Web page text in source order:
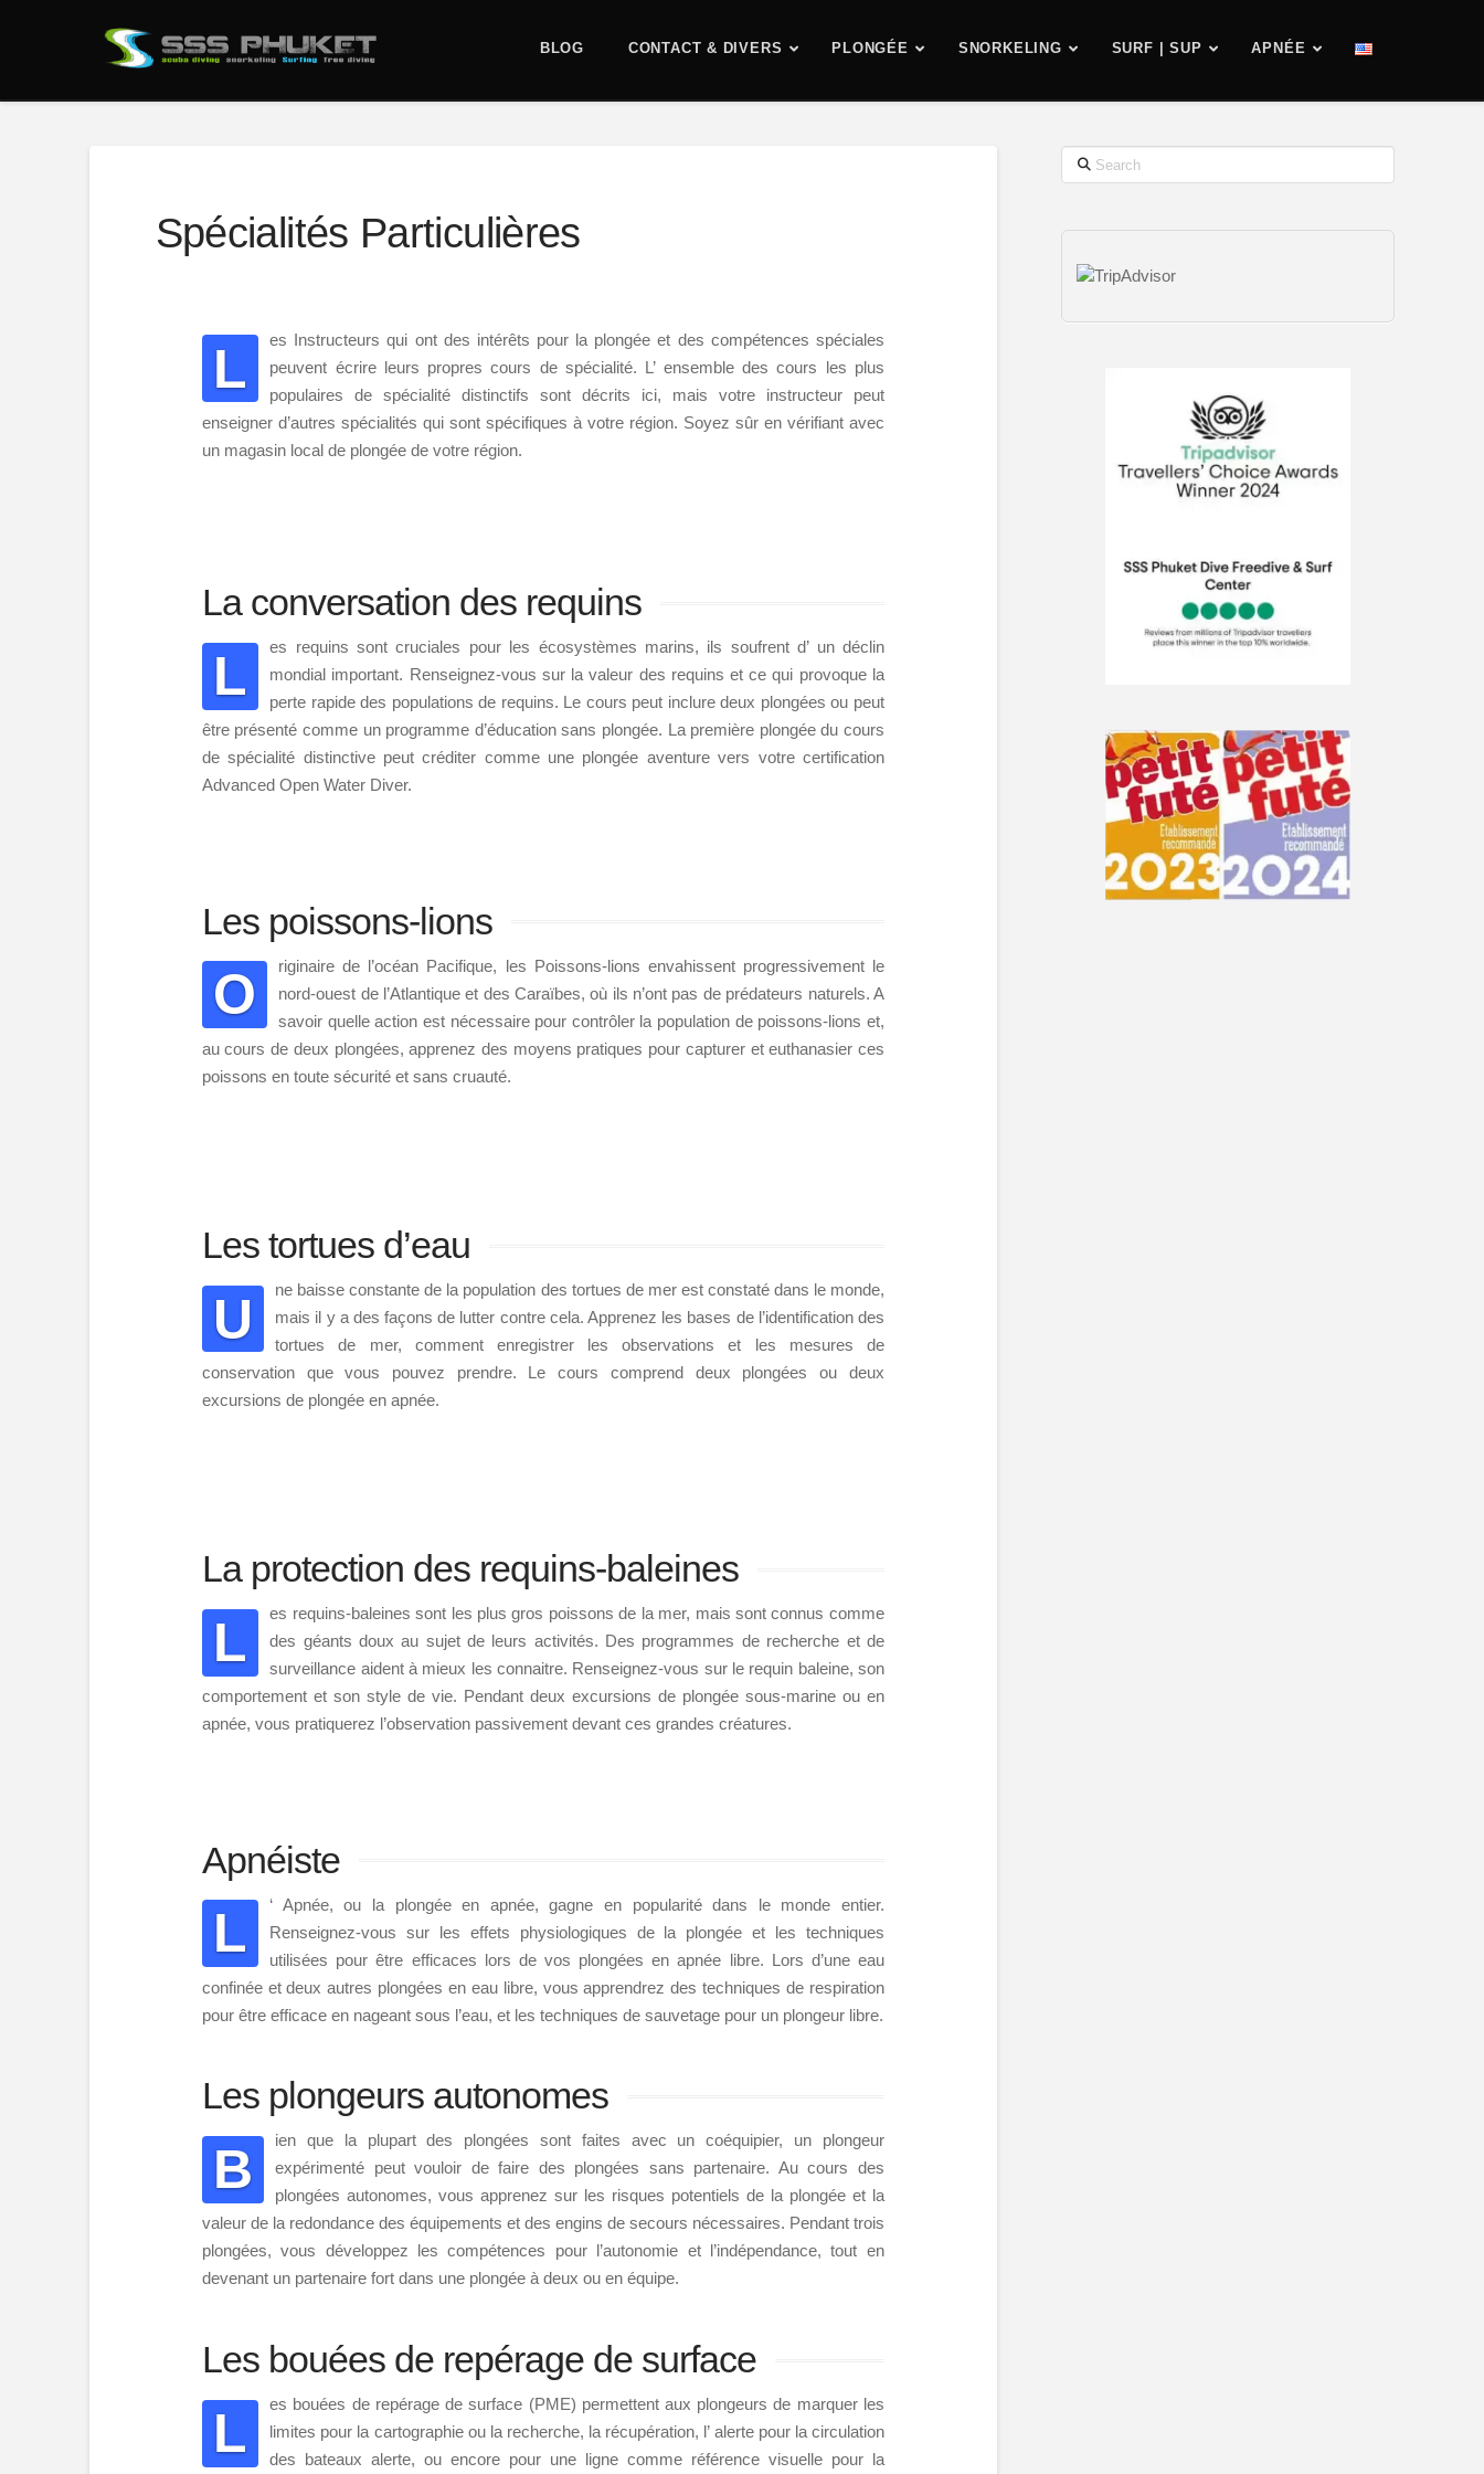
BLOG CONTACT & DIVERS PLONGÉE SNORKELING SURF | SUP APNÉE
Spécialités Particulières
L
es Instructeurs qui ont des intérêts pour la plongée et des compétences spéciales
peuvent écrire leurs propres cours de spécialité. L’ ensemble des cours les plus
populaires de spécialité distinctifs sont décrits ici, mais votre instructeur peut
enseigner d’autres spécialités qui sont spécifiques à votre région. Soyez sûr en vérifiant avec
un magasin local de plongée de votre région.
La conversation des requins
L
es requins sont cruciales pour les écosystèmes marins, ils soufrent d’ un déclin
mondial important. Renseignez-vous sur la valeur des requins et ce qui provoque la
perte rapide des populations de requins. Le cours peut inclure deux plongées ou peut
être présenté comme un programme d’éducation sans plongée. La première plongée du cours
de spécialité distinctive peut créditer comme une plongée aventure vers votre certification
Advanced Open Water Diver.
Les poissons-lions
O
riginaire de l’océan Pacifique, les Poissons-lions envahissent progressivement le
nord-ouest de l’Atlantique et des Caraïbes, où ils n’ont pas de prédateurs naturels. A
savoir quelle action est nécessaire pour contrôler la population de poissons-lions et,
au cours de deux plongées, apprenez des moyens pratiques pour capturer et euthanasier ces
poissons en toute sécurité et sans cruauté.
Les tortues d’eau
U
ne baisse constante de la population des tortues de mer est constaté dans le monde,
mais il y a des façons de lutter contre cela. Apprenez les bases de l’identification des
tortues de mer, comment enregistrer les observations et les mesures de
conservation que vous pouvez prendre. Le cours comprend deux plongées ou deux
excursions de plongée en apnée.
La protection des requins-baleines
L
es requins-baleines sont les plus gros poissons de la mer, mais sont connus comme
des géants doux au sujet de leurs activités. Des programmes de recherche et de
surveillance aident à mieux les connaitre. Renseignez-vous sur le requin baleine, son
comportement et son style de vie. Pendant deux excursions de plongée sous-marine ou en
apnée, vous pratiquerez l’observation passivement devant ces grandes créatures.
Apnéiste
L
‘ Apnée, ou la plongée en apnée, gagne en popularité dans le monde entier.
Renseignez-vous sur les effets physiologiques de la plongée et les techniques
utilisées pour être efficaces lors de vos plongées en apnée libre. Lors d’une eau
confinée et deux autres plongées en eau libre, vous apprendrez des techniques de respiration
pour être efficace en nageant sous l’eau, et les techniques de sauvetage pour un plongeur libre.
Les plongeurs autonomes
B
ien que la plupart des plongées sont faites avec un coéquipier, un plongeur
expérimenté peut vouloir de faire des plongées sans partenaire. Au cours des
plongées autonomes, vous apprenez sur les risques potentiels de la plongée et la
valeur de la redondance des équipements et des engins de secours nécessaires. Pendant trois
plongées, vous développez les compétences pour l’autonomie et l’indépendance, tout en
devenant un partenaire fort dans une plongée à deux ou en équipe.
Les bouées de repérage de surface
L
es bouées de repérage de surface (PME) permettent aux plongeurs de marquer les
limites pour la cartographie ou la recherche, la récupération, l’ alerte pour la circulation
des bateaux alerte, ou encore pour une ligne comme référence visuelle pour la
Search